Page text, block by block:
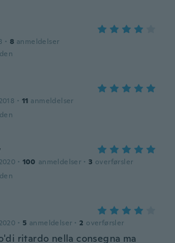
· 8 anmeldelser
· 11 anmeldelser
· 100 anmeldelser · 3 overførsler
· 5 anmeldelser · 2 overførsler
ritardo nella consegna ma